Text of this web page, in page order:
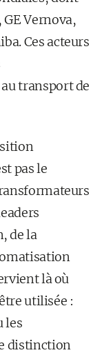
Vernova,
Ces acteurs
transport de
pas le
de la
là où
utilisée :
les
distinction